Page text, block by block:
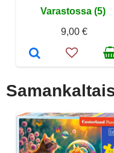
Varastossa (5)
9,00 €